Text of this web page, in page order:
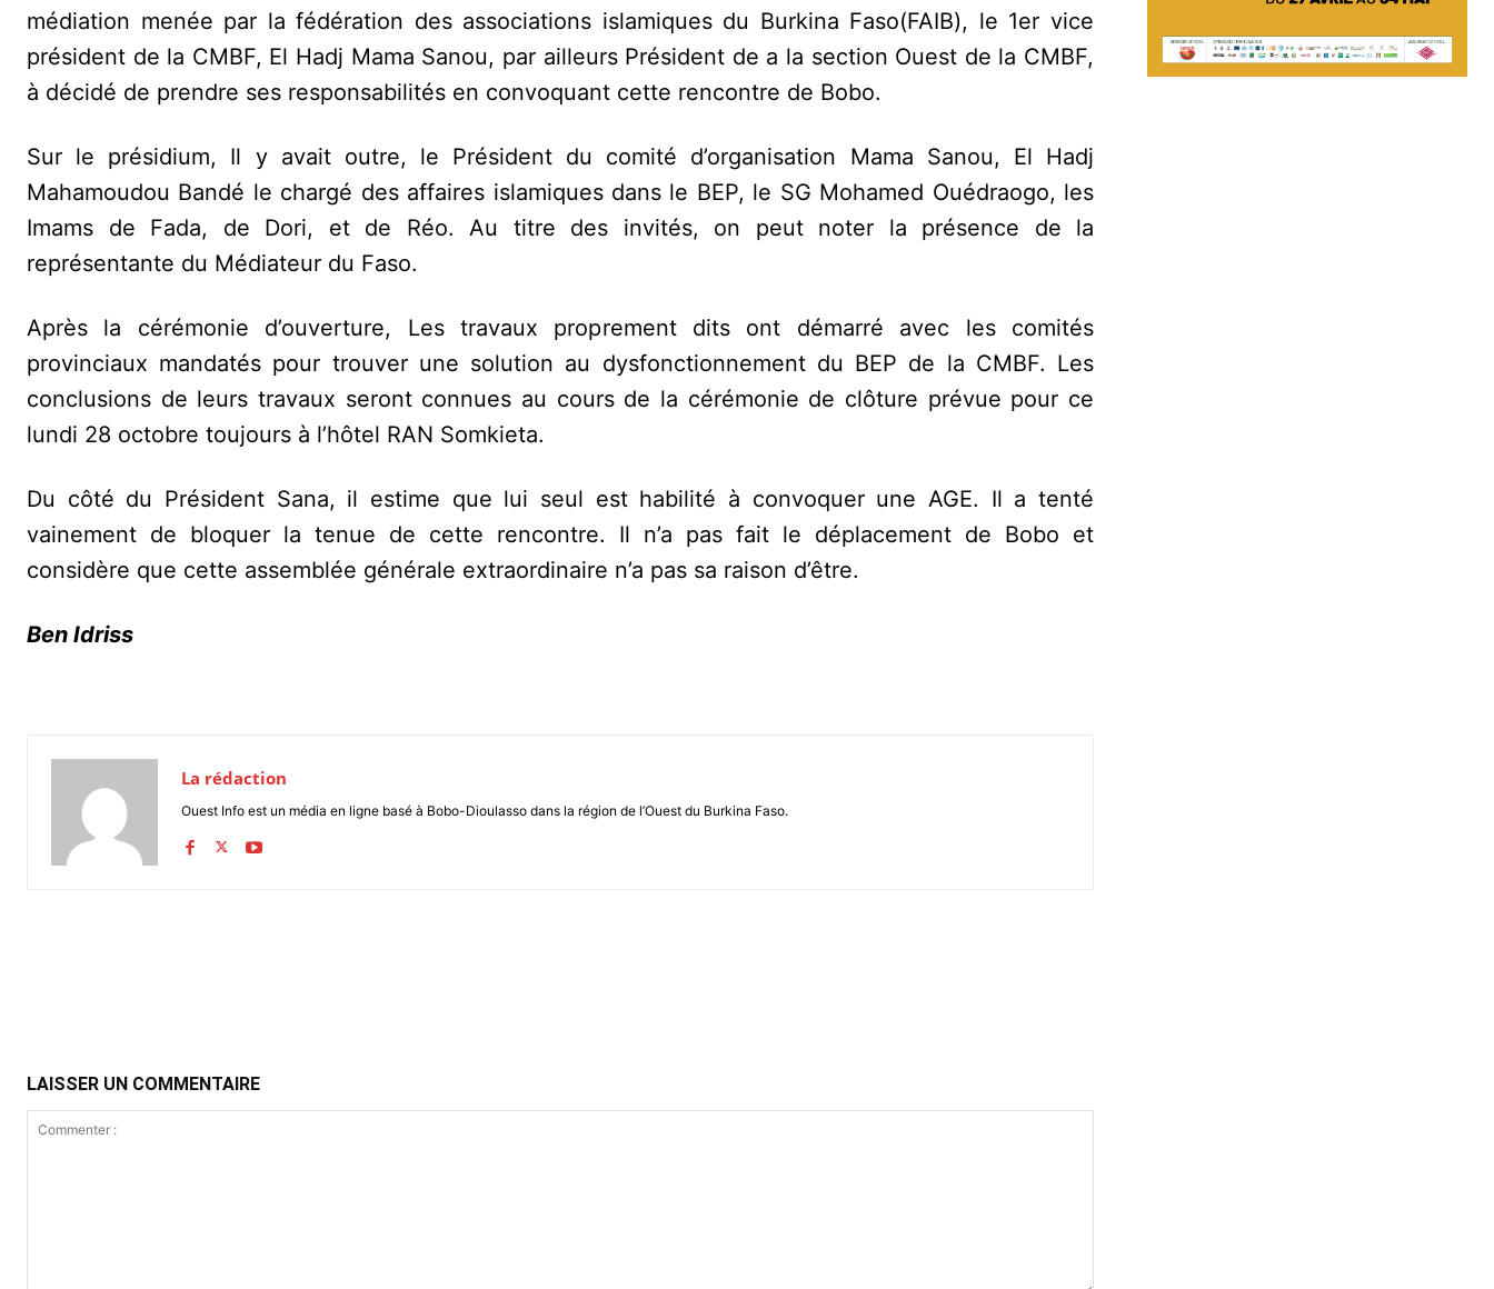
médiation menée par la fédération des associations islamiques du Burkina Faso(FAIB), le 1er vice
président de la CMBF, El Hadj Mama Sanou, par ailleurs Président de a la section Ouest de la CMBF,
à décidé de prendre ses responsabilités en convoquant cette rencontre de Bobo.
Sur le présidium, Il y avait outre, le Président du comité d’organisation Mama Sanou, El Hadj
Mahamoudou Bandé le chargé des affaires islamiques dans le BEP, le SG Mohamed Ouédraogo, les
Imams de Fada, de Dori, et de Réo. Au titre des invités, on peut noter la présence de la
représentante du Médiateur du Faso.
Après la cérémonie d’ouverture, Les travaux proprement dits ont démarré avec les comités
provinciaux mandatés pour trouver une solution au dysfonctionnement du BEP de la CMBF. Les
conclusions de leurs travaux seront connues au cours de la cérémonie de clôture prévue pour ce
lundi 28 octobre toujours à l’hôtel RAN Somkieta.
Du côté du Président Sana, il estime que lui seul est habilité à convoquer une AGE. Il a tenté
vainement de bloquer la tenue de cette rencontre. Il n’a pas fait le déplacement de Bobo et
considère que cette assemblée générale extraordinaire n’a pas sa raison d’être.
Ben Idriss
La rédaction
Ouest Info est un média en ligne basé à Bobo-Dioulasso dans la région de l’Ouest du Burkina Faso.
LAISSER UN COMMENTAIRE